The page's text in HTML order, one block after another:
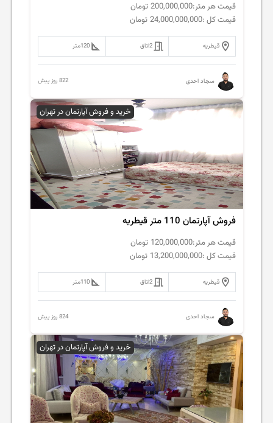
قیمت هر متر:200,000,000 تومان
قیمت کل :24,000,000,000 تومان
قیطریه 2اتاق 120متر
سجاد احدی 822 روز پیش
خرید و فروش آپارتمان در تهران
فروش آپارتمان 110 متر قیطریه
قیمت هر متر:120,000,000 تومان
قیمت کل :13,200,000,000 تومان
قیطریه 2اتاق 110متر
سجاد احدی 824 روز پیش
خرید و فروش آپارتمان در تهران